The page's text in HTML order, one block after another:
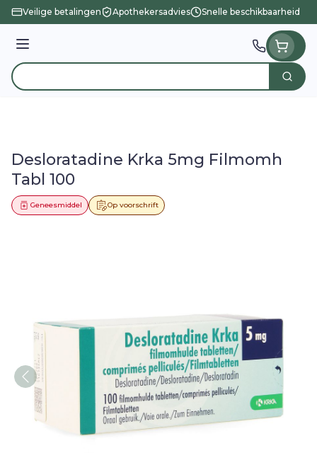
Ga naar de inhoud
Veilige betalingen Apothekersadvies Snelle beschikbaarheid
Menu
Product, merk, categorie... Zoek
Desloratadine Krka 5mg Filmomh
Tabl 100
Op voorschrift
Geneesmiddel